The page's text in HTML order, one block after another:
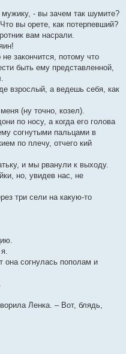
- вы зачем так шумите?
вы орете, как потерпевший?
вам насрали.
закончится, потому что
быть ему представленной,
взрослый, а ведешь себя, как
(ну точно, козел).
по носу, а когда его голова
согнутыми пальцами в
по плечу, отчего кий
и мы рванули к выходу.
но, увидев нас, не
три сели на какую-то
согнулась пополам и
Ленка. – Вот, блядь,